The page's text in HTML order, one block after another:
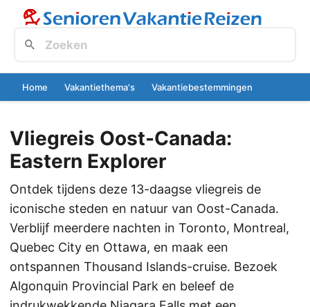
Home Vakantiethema's Vakantiebestemmingen
Vliegreis Oost-Canada:
Eastern Explorer
Ontdek tijdens deze 13-daagse vliegreis de
iconische steden en natuur van Oost-Canada.
Verblijf meerdere nachten in Toronto, Montreal,
Quebec City en Ottawa, en maak een
ontspannen Thousand Islands-cruise. Bezoek
Algonquin Provincial Park en beleef de